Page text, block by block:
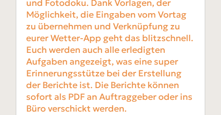
und Fotodoku. Dank Vorlagen, der
Möglichkeit, die Eingaben vom Vortag
zu übernehmen und Verknüpfung zu
eurer Wetter-App geht das blitzschnell.
Euch werden auch alle erledigten
Aufgaben angezeigt, was eine super
Erinnerungsstütze bei der Erstellung
der Berichte ist. Die Berichte können
sofort als PDF an Auftraggeber oder ins
Büro verschickt werden.